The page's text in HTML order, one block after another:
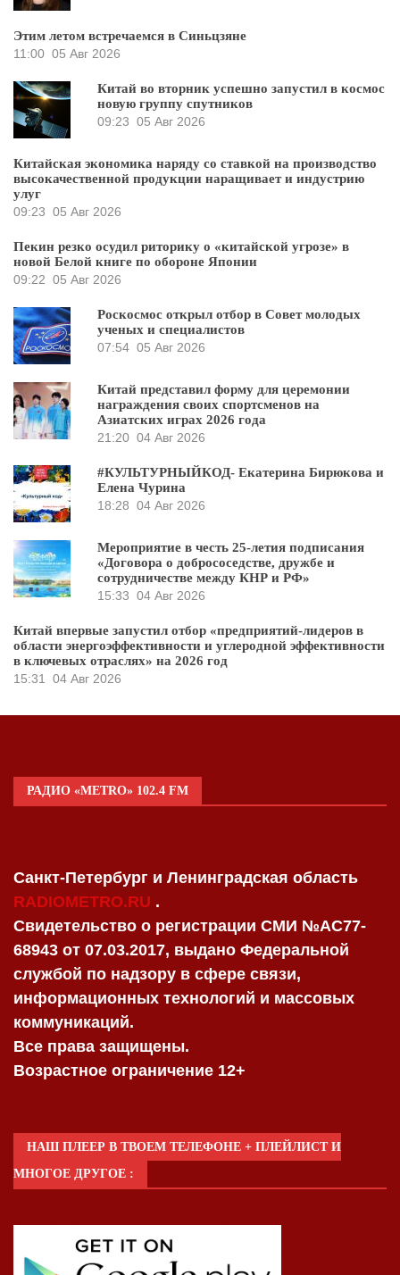
Этим летом встречаемся в Синьцзяне
11:00 05 Авг 2026
Китай во вторник успешно запустил в космос
новую группу спутников
09:23 05 Авг 2026
Китайская экономика наряду со ставкой на производство
высокачественной продукции наращивает и индустрию
улуг
09:23 05 Авг 2026
Пекин резко осудил риторику о «китайской угрозе» в
новой Белой книге по обороне Японии
09:22 05 Авг 2026
Роскосмос открыл отбор в Совет молодых
ученых и специалистов
07:54 05 Авг 2026
Китай представил форму для церемонии
награждения своих спортсменов на
Азиатских играх 2026 года
21:20 04 Авг 2026
#КУЛЬТУРНЫЙКОД- Екатерина Бирюкова и
Елена Чурина
18:28 04 Авг 2026
Мероприятие в честь 25-летия подписания
«Договора о добрососедстве, дружбе и
сотрудничестве между КНР и РФ»
15:33 04 Авг 2026
Китай впервые запустил отбор «предприятий-лидеров в
области энергоэффективности и углеродной эффективности
в ключевых отраслях» на 2026 год
15:31
04 Авг 2026
РАДИО «METRO» 102.4 FM
Санкт-Петербург и Ленинградская область
RADIOMETRO.RU .
Свидетельство о регистрации СМИ №AC77-
68943 от 07.03.2017, выдано Федеральной
службой по надзору в сфере связи,
информационных технологий и массовых
коммуникаций.
Все права защищены.
Возрастное ограничение 12+
НАШ ПЛЕЕР В ТВОЕМ ТЕЛЕФОНЕ + ПЛЕЙЛИСТ И
МНОГОЕ ДРУГОЕ :